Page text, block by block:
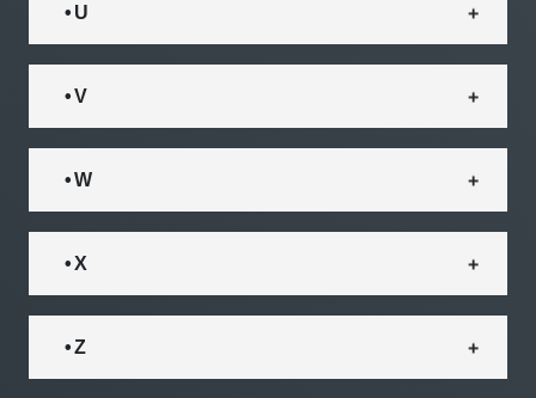
• U
• V
• W
• X
• Z